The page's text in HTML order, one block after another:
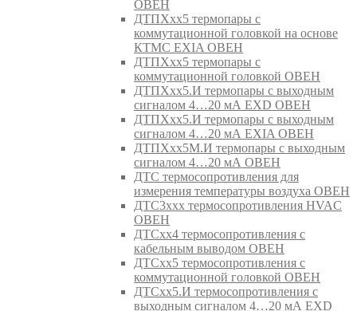
ОВЕН
ДТПХхх5 термопары с
коммутационной головкой на основе
КТМС EXIA ОВЕН
ДТПХхх5 термопары с
коммутационной головкой ОВЕН
ДТПХхх5.И термопары с выходным
сигналом 4…20 мА EXD ОВЕН
ДТПХхх5.И термопары с выходным
сигналом 4…20 мА EXIA ОВЕН
ДТПХхх5М.И термопары с выходным
сигналом 4…20 мА ОВЕН
ДТС термосопротивления для
измерения температуры воздуха ОВЕН
ДТС3ххх термосопротивления HVAC
ОВЕН
ДТСхх4 термосопротивления с
кабельным выводом ОВЕН
ДТСхх5 термосопротивления с
коммутационной головкой ОВЕН
ДТСхх5.И термосопротивления с
выходным сигналом 4…20 мА EXD